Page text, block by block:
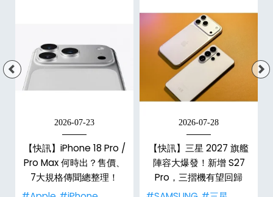
2026-07-23
【快訊】iPhone 18 Pro /
Pro Max 何時出？售價、
7大規格傳聞總整理！
2026-07-28
【快訊】三星 2027 旗艦
陣容大爆發！新增 S27
Pro，三摺機有望回歸